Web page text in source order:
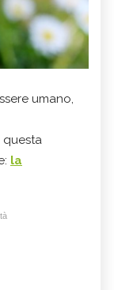
umano,
questa
la